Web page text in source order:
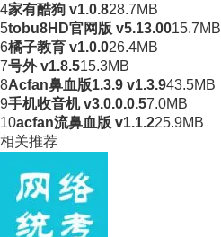
4家有酷狗 v1.0.828.7MB
5tobu8HD官网版 v5.13.0015.7MB
6橘子教育 v1.0.026.4MB
7号外 v1.8.515.3MB
8Acfan鼻血版1.3.9 v1.3.943.5MB
9手机收音机 v3.0.0.0.57.0MB
10acfan流鼻血版 v1.1.225.9MB
相关推荐